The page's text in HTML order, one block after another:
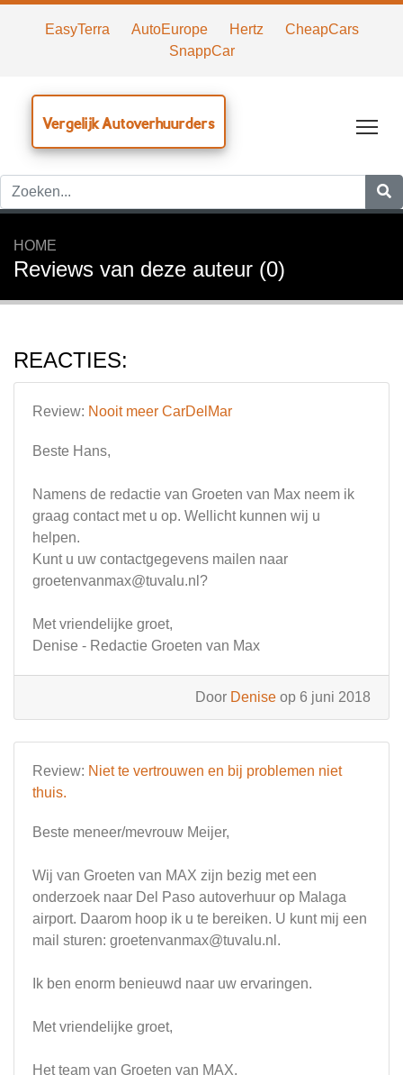
EasyTerra AutoEurope Hertz
CheapCars
SnappCar
Vergelijk Autoverhuurders
HOME
Reviews van deze auteur (0)
REACTIES:
Review: Nooit meer CarDelMar
Beste Hans,
Namens de redactie van Groeten van Max neem ik
graag contact met u op. Wellicht kunnen wij u
helpen.
Kunt u uw contactgegevens mailen naar
groetenvanmax@tuvalu.nl ?
Met vriendelijke groet,
Denise - Redactie Groeten van Max
Door Denise op 6 juni 2018
Review: Niet te vertrouwen en bij problemen niet
thuis.
Beste meneer/mevrouw Meijer,
Wij van Groeten van MAX zijn bezig met een
onderzoek naar Del Paso autoverhuur op Malaga
airport. Daarom hoop ik u te bereiken. U kunt mij een
mail sturen: groetenvanmax@tuvalu.nl .
Ik ben enorm benieuwd naar uw ervaringen.
Met vriendelijke groet,
Het team van Groeten van MAX.